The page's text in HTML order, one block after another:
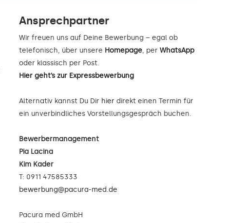
Ansprechpartner
Wir freuen uns auf Deine Bewerbung – egal ob
telefonisch, über unsere Homepage, per WhatsApp
oder klassisch per Post.
Hier geht’s zur Expressbewerbung
Alternativ kannst Du Dir hier direkt einen Termin für
ein unverbindliches Vorstellungsgespräch buchen.
Bewerbermanagement
Pia Lacina
Kim Kader
T: 0911 47585333
bewerbung@pacura-med.de
Pacura med GmbH